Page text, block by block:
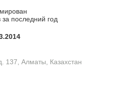
последний год
137, Алматы, Казахстан